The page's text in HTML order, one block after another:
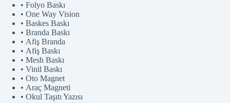
• Folyo Baskı
• One Way Vision
• Baskes Baskı
• Branda Baskı
• Afiş Branda
• Afiş Baskı
• Mesh Baskı
• Vinil Baskı
• Oto Magnet
• Araç Magneti
• Okul Taşıtı Yazısı